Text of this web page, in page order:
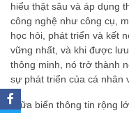
hiểu thật sâu và áp dụng
công nghệ như công cụ,
học hỏi, phát triển và kết
vững nhất, và khi được
thông minh, nó trở thành
sự phát triển của cá nhân
Giữa biển thông tin rộng